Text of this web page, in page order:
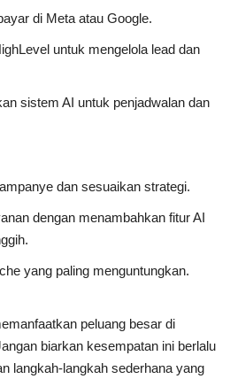
di Meta atau Google.
untuk mengelola lead dan
sistem AI untuk penjadwalan dan
dan sesuaikan strategi.
dengan menambahkan fitur AI
yang paling menguntungkan.
peluang besar di
biarkan kesempatan ini berlalu
langkah-langkah sederhana yang